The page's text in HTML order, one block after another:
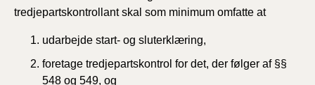
tredjepartskontrollant skal som minimum omfatte at
udarbejde start- og sluterklæring,
foretage tredjepartskontrol for det, der følger af §§
548 og 549, og